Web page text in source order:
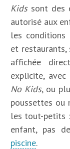
Kidssont des
autorisé aux
les conditions
et restaurants,
affichée
explicite, avec
No Kids, ou
poussettes ou
les tout-petits :
enfant, pas de
piscine.